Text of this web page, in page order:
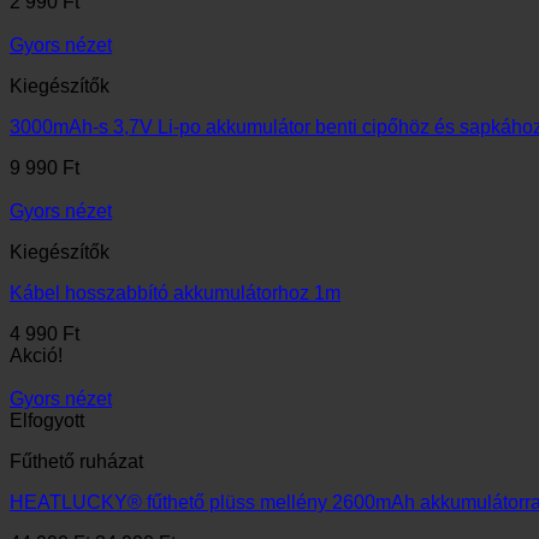
Gyors nézet
Kiegészítők
3000mAh-s 3,7V Li-po akkumulátor benti cipőhöz és
9 990 Ft
Gyors nézet
Kiegészítők
Kábel hosszabbító akkumulátorhoz 1m
4 990 Ft
Akció!
Gyors nézet
Elfogyott
Fűthető ruházat
HEATLUCKY® fűthető plüss mellény 2600mAh